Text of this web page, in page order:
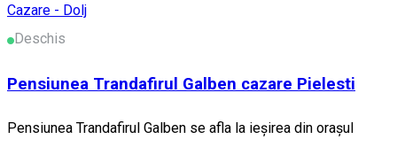
Cazare - Dolj
Deschis
Pensiunea Trandafirul Galben cazare Pielesti
Pensiunea Trandafirul Galben se afla la ieșirea din orașul